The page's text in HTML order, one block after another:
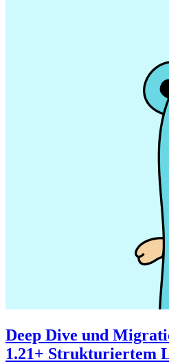
Deep Dive und
1.21+ Strukturiertem